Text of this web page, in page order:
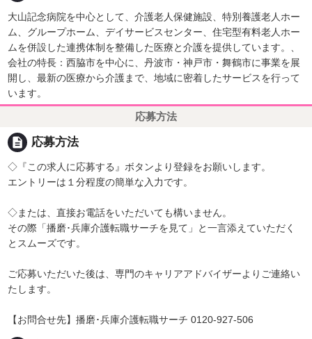
大山記念病院を中心として、介護老人保健施設、特別養護老人ホー
ム、グループホーム、デイサービスセンター、住宅型有料老人ホー
ムを併設した連携体制を整備した医療と介護を提供しています。、
会社の特長：西脇市を中心に、丹波市・神戸市・舞鶴市に事業を展
開し、最新の医療から介護まで、地域に密着したサービスを行って
います。
応募方法
description 応募方法
◇『この求人に応募する』ボタンより登録をお願いします。
エントリーは１分程度の簡単な入力です。
◇または、直接お電話をいただいても構いません。
その際「播磨･兵庫介護転職サーチを見て」と一言添えていただく
とスムーズです。
ご応募いただいた後は、専門のキャリアアドバイザーよりご連絡い
たします。
【お問合せ先】播磨･兵庫介護転職サーチ 0120-927-506